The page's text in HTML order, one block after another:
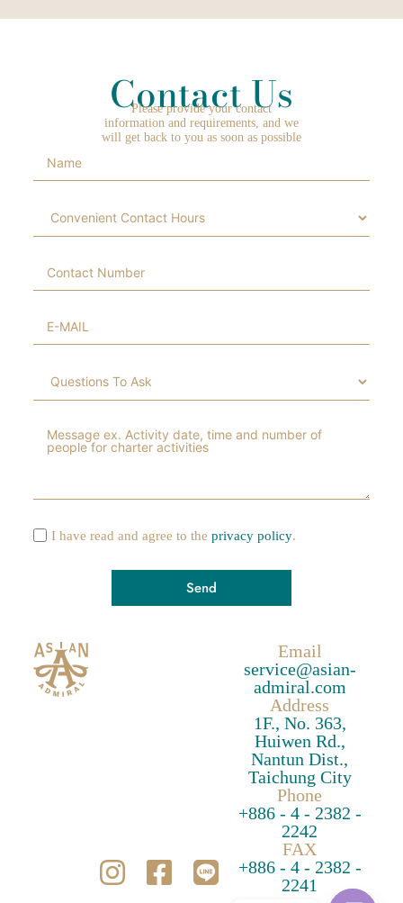
Email
service@asian-
admiral.com
Address
1F., No. 363,
Huiwen Rd.,
Nantun Dist.,
Taichung City
Phone
+886 - 4 - 2382 -
2242
FAX
+886 - 4 - 2382 -
2241
Contact Us
Please provide your contact
information and requirements, and we
will get back to you as soon as possible
I have read and agree to the privacy policy.
Send
l
t